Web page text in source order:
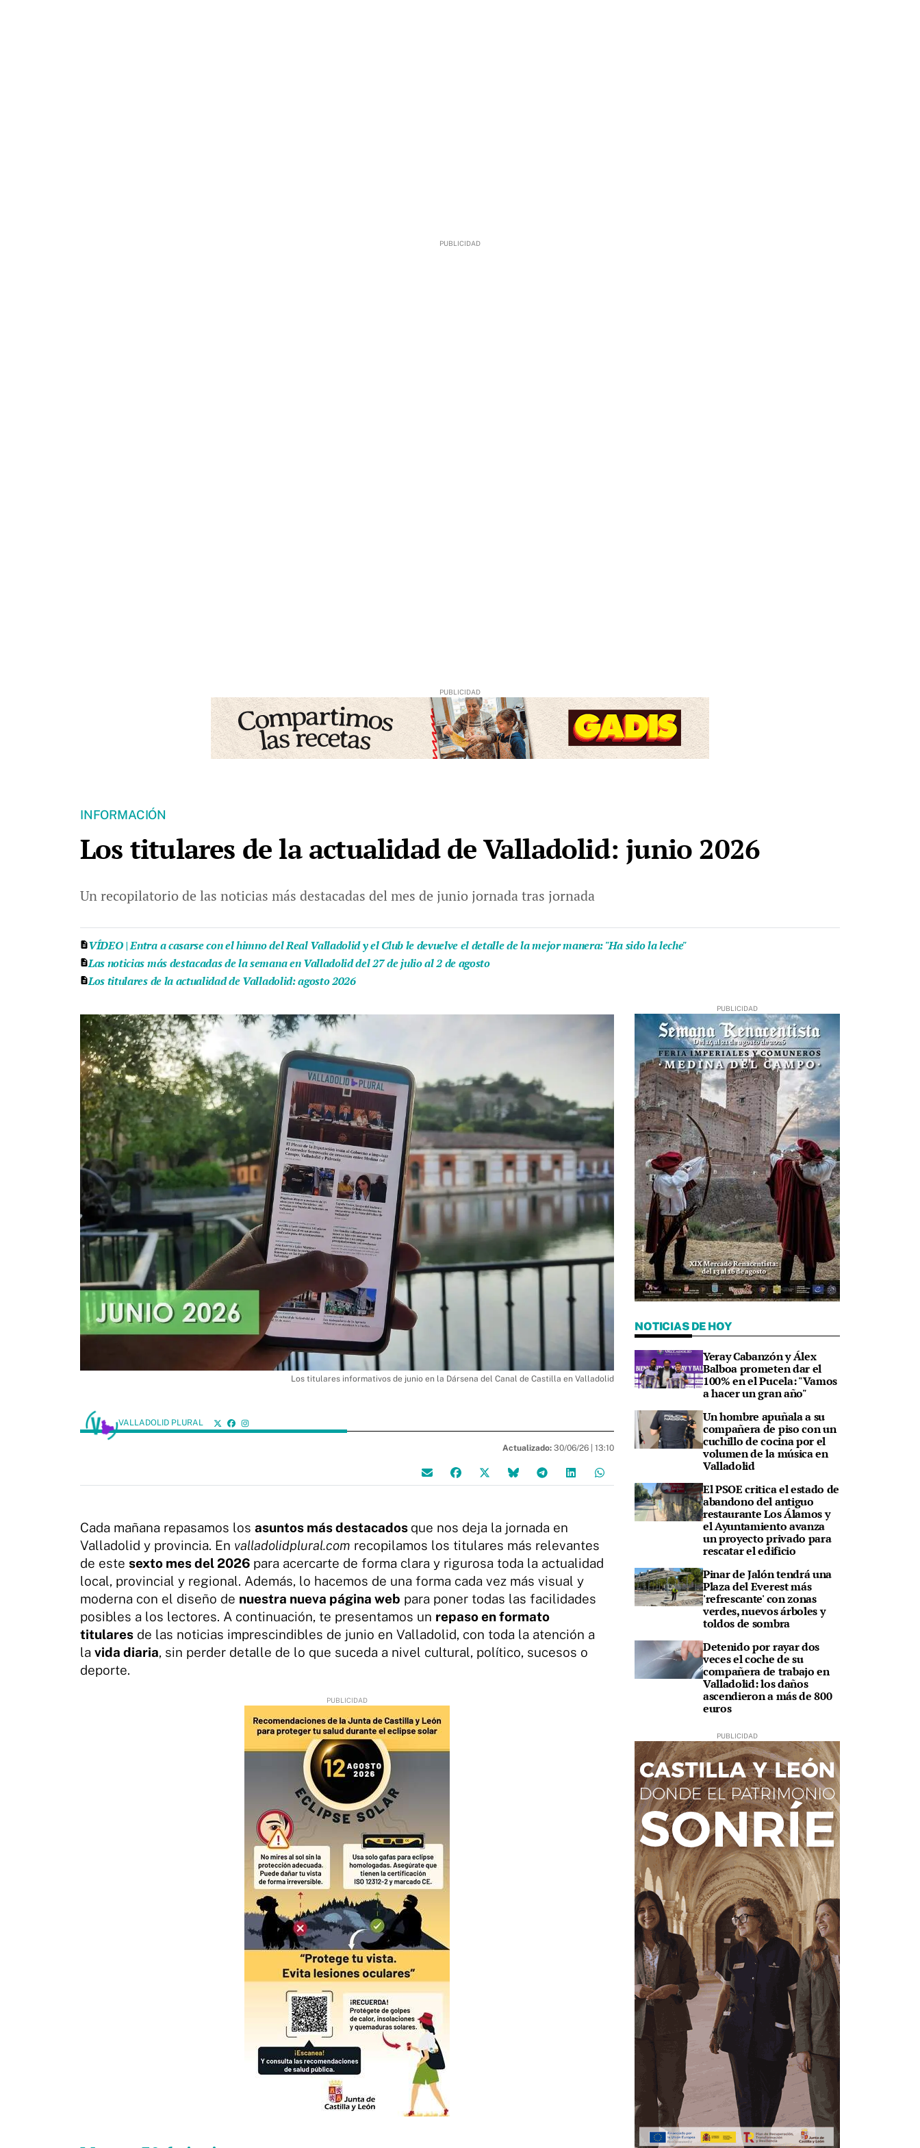
INFORMACIÓN
Los titulares de la actualidad de Valladolid: junio 2026
Un recopilatorio de las noticias más destacadas del mes de junio jornada tras jornada
VÍDEO | Entra a casarse con el himno del Real Valladolid y el Club le devuelve el detalle de la mejor manera: "Ha sido la leche"
Las noticias más destacadas de la semana en Valladolid del 27 de julio al 2 de agosto
Los titulares de la actualidad de Valladolid: agosto 2026
Los titulares informativos de junio en la Dársena del Canal de Castilla en Valladolid
VALLADOLID PLURAL
Actualizado: 30/06/26 | 13:10
Cada mañana repasamos los asuntos más destacados que nos deja la jornada en
Valladolid y provincia. En valladolidplural.com recopilamos los titulares más relevantes
de este sexto mes del 2026 para acercarte de forma clara y rigurosa toda la actualidad
local, provincial y regional. Además, lo hacemos de una forma cada vez más visual y
moderna con el diseño de nuestra nueva página web para poner todas las facilidades
posibles a los lectores. A continuación, te presentamos un repaso en formato
titulares de las noticias imprescindibles de junio en Valladolid, con toda la atención a
la vida diaria, sin perder detalle de lo que suceda a nivel cultural, político, sucesos o
deporte.
NOTICIAS DE HOY
Yeray Cabanzón y Álex
Balboa prometen dar el
100% en el Pucela: "Vamos
a hacer un gran año"
Un hombre apuñala a su
compañera de piso con un
cuchillo de cocina por el
volumen de la música en
Valladolid
El PSOE critica el estado de
abandono del antiguo
restaurante Los Álamos y
el Ayuntamiento avanza
un proyecto privado para
rescatar el edificio
Pinar de Jalón tendrá una
Plaza del Everest más
'refrescante' con zonas
verdes, nuevos árboles y
toldos de sombra
Detenido por rayar dos
veces el coche de su
compañera de trabajo en
Valladolid: los daños
ascendieron a más de 800
euros